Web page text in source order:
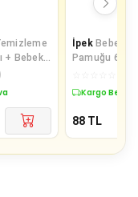
İpek Bebek
Pamuğu 60
Kargo
88 TL